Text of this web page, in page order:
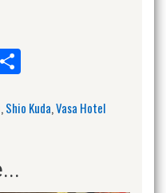
,Shio Kuda,Vasa Hotel